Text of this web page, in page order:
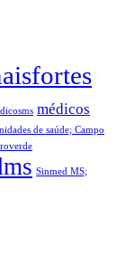
médicos
de saúde; Campo
Sinmed MS;